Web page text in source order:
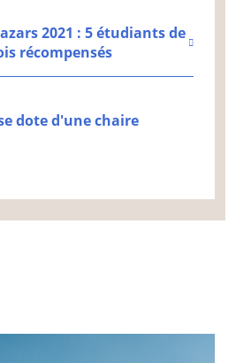
2021 : 5 étudiants de
récompensés
dote d'une chaire